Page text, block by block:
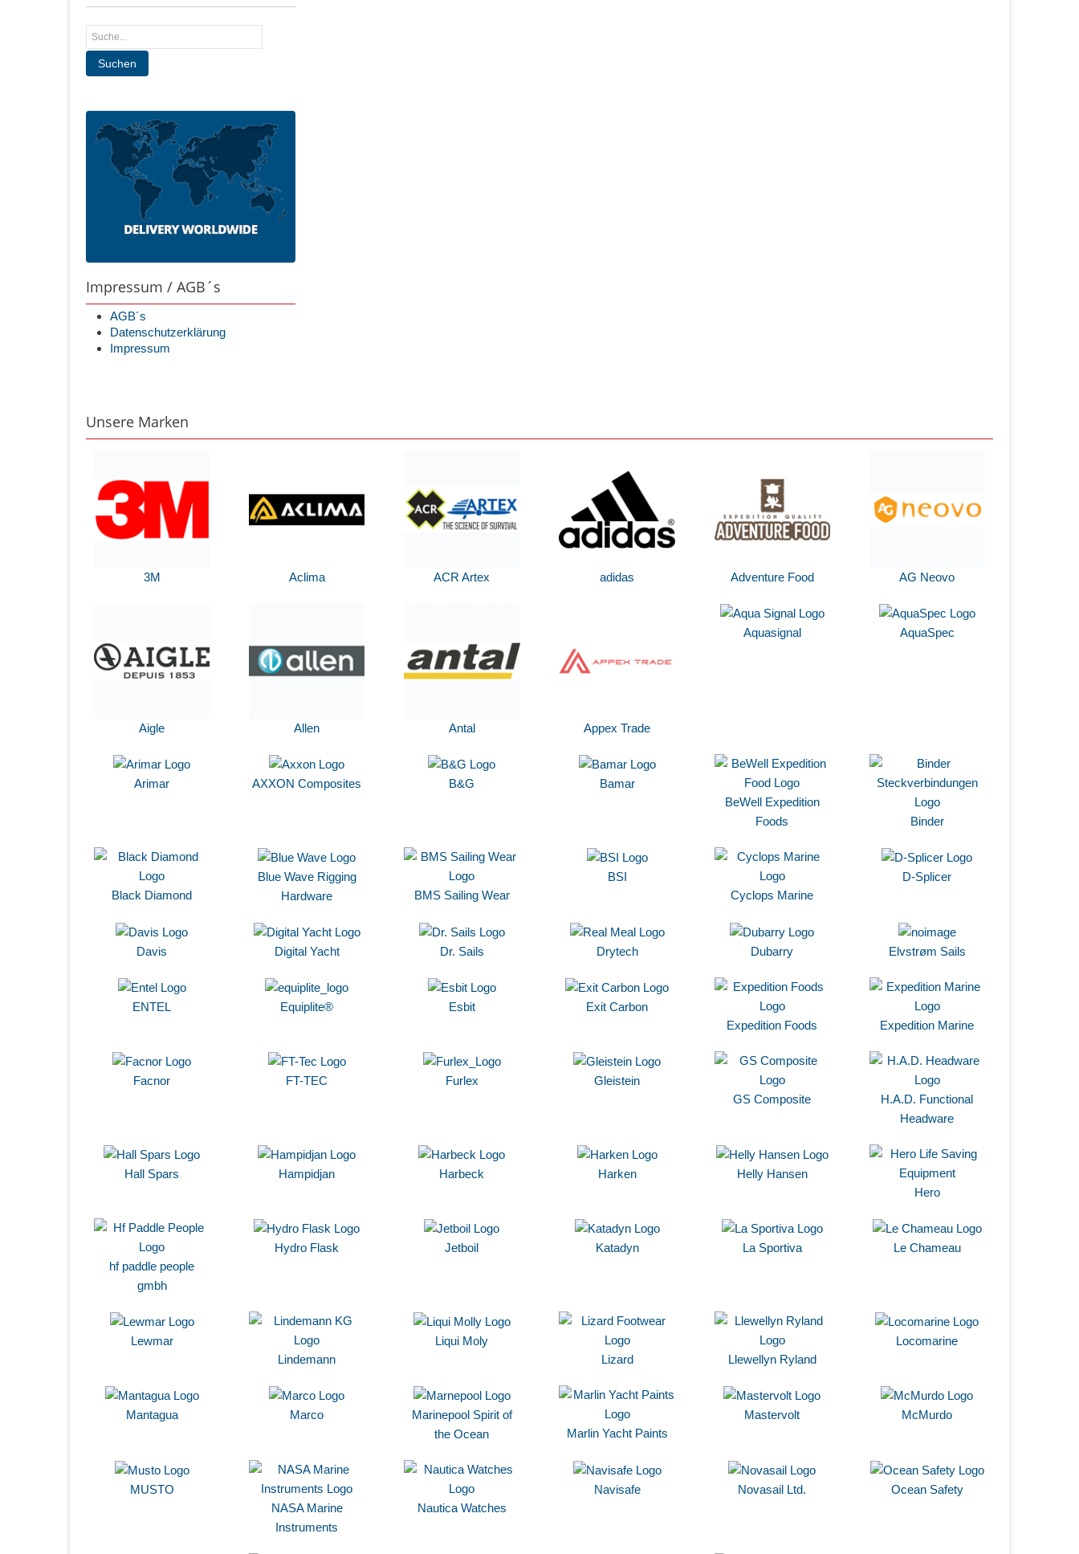
Impressum / AGB´s
AGB´s
Datenschutzerklärung
Impressum
Unsere Marken
3M Aclima ACR Artex adidas Adventure Food AG Neovo
Aigle Allen Antal Appex Trade
Aquasignal AquaSpec
Arimar AXXON Composites B&G
Bamar
BeWell Expedition
Foods
Binder
Black Diamond
Blue Wave Rigging
Hardware
BMS Sailing Wear
BSI
Cyclops Marine
D-Splicer
Davis Digital Yacht Dr. Sails Drytech Dubarry Elvstrøm Sails
ENTEL Equiplite® Esbit
Exit Carbon
Expedition Foods
Expedition Marine
Facnor FT-TEC Furlex
Gleistein
GS Composite
H.A.D. Functional
Headware
Hall Spars Hampidjan Harbeck Harken
Helly Hansen
Hero
hf paddle people
gmbh
Hydro Flask Jetboil Katadyn La Sportiva Le Chameau
Lewmar
Lindemann
Liqui Moly
Lizard
Llewellyn Ryland
Locomarine
Mantagua Marco
Marinepool Spirit of
the Ocean
Marlin Yacht Paints
Mastervolt McMurdo
MUSTO
NASA Marine
Instruments
Nautica Watches
Navisafe Novasail Ltd. Ocean Safety